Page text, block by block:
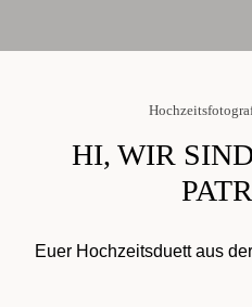
HI, WIR
Euer Hochzeitsduett aus